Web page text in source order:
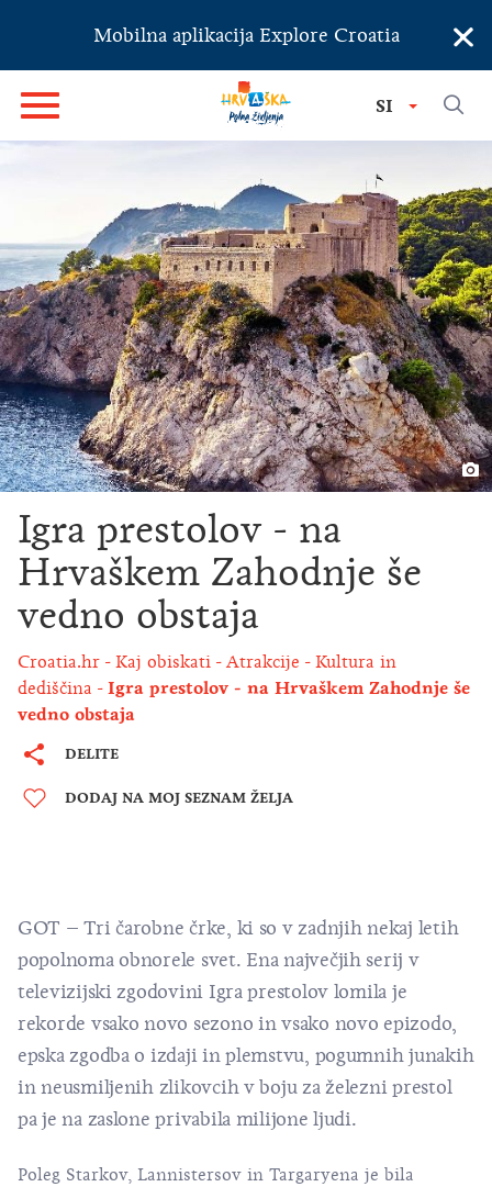
Mobilna aplikacija Explore Croatia ×
SI
Igra prestolov - na
Hrvaškem Zahodnje še
vedno obstaja
Croatia.hr Kaj obiskati Atrakcije
Kultura in
dediščina
Igra prestolov - na Hrvaškem Zahodnje še
vedno obstaja
DELITE
DODAJ NA MOJ SEZNAM ŽELJA
GOT – Tri čarobne črke, ki so v zadnjih nekaj letih
popolnoma obnorele svet. Ena največjih serij v
televizijski zgodovini Igra prestolov lomila je
rekorde vsako novo sezono in vsako novo epizodo,
epska zgodba o izdaji in plemstvu, pogumnih junakih
in neusmiljenih zlikovcih v boju za železni prestol
pa je na zaslone privabila milijone ljudi.
Poleg Starkov, Lannistersov in Targaryena je bila